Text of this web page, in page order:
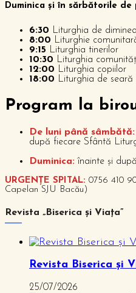
Duminica și în sărbătorile de
6:30 Liturghia de
8:00 Liturghie
9:15 Liturghia tinerilor
10:30 Liturghia
12:00 Liturghia copiilor
18:00 Liturghia de seară
Program la
De luni până sâmbătă:
după fiecare Sfântă
Duminica: înainte și
URGENȚE SPITAL: 0756 410
Capelan SJU Bacău)
Revista „Biserica și Viața”
Revista Biserica și
25/07/2026